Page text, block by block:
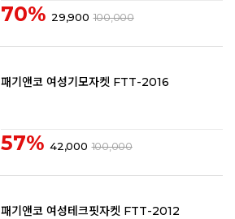
70% 29,900 100,000
패기앤코 여성기모자켓 FTT-2016
57% 42,000 100,000
패기앤코 여성테크핏자켓 FTT-2012